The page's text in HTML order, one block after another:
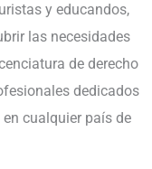
y educandos,
las necesidades
de derecho
dedicados
cualquier país de